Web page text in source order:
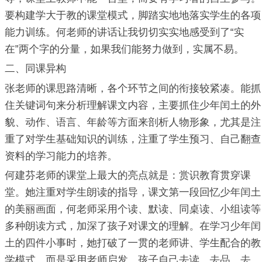
要构建学大于教的课堂模式，脚踏实地地落实学生的各项
能力训练。何老师的讲话让我切切实实地感受到了“实
在”两个字的分量，如果我们能努力做到，实属不易。
二、同课异构
张老师的课思路清晰，各个环节之间的衔接较紧凑。能抓
住关键词句来分析理解课文内容，主要抓住少年闰土的外
貌、动作、语言、年龄等方面来剖析人物形象，尤其是注
重了对学生基础知识的训练，注重了学生预习、自己翻查
资料的学习能力的培养。
何建芬老师的课堂上最大的亮点就是：赏识教育贯穿课
堂。她注重对学生朗读的指导，课文第一段回忆少年闰土
的美丽画面，何老师采用个读、默读、同桌读、小组读等
多种朗读方式，加深了孩子对课文的理解。在学习少年闰
土的四件小事时，她打破了一贯的老师讲、学生配合的教